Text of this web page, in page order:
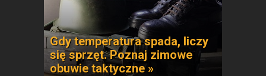
Gdy temperatura spada, liczy
się sprzęt. Poznaj zimowe
obuwie taktyczne »